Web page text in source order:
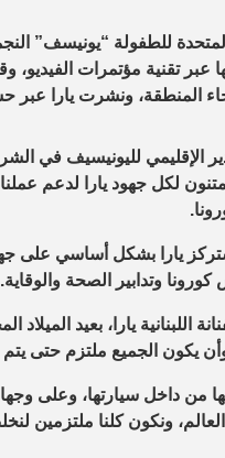
للطفولة “يونيسف”
عبر تقنية مؤتمرات الفيديو،
المنطقة، ونشرت يارا عبر
الإقليمي لليونيسيف في
لكل جهود يارا لدعم
يارا بشكل أساسي على
وتدابير الصحة والوقاية.
اللبنانية يارا، بعيد
يكون الجميع ملتزم حتى
داخل سيارتها، وعلى وجها
ونكون كلنا ملتزمين